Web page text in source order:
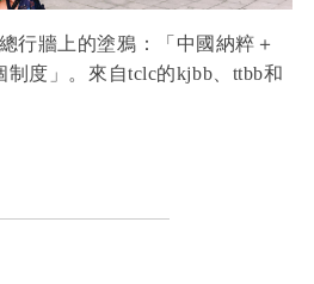
行牆上的塗鴉：「中國納粹＋
度」。來自tclc的kjbb、ttbb和